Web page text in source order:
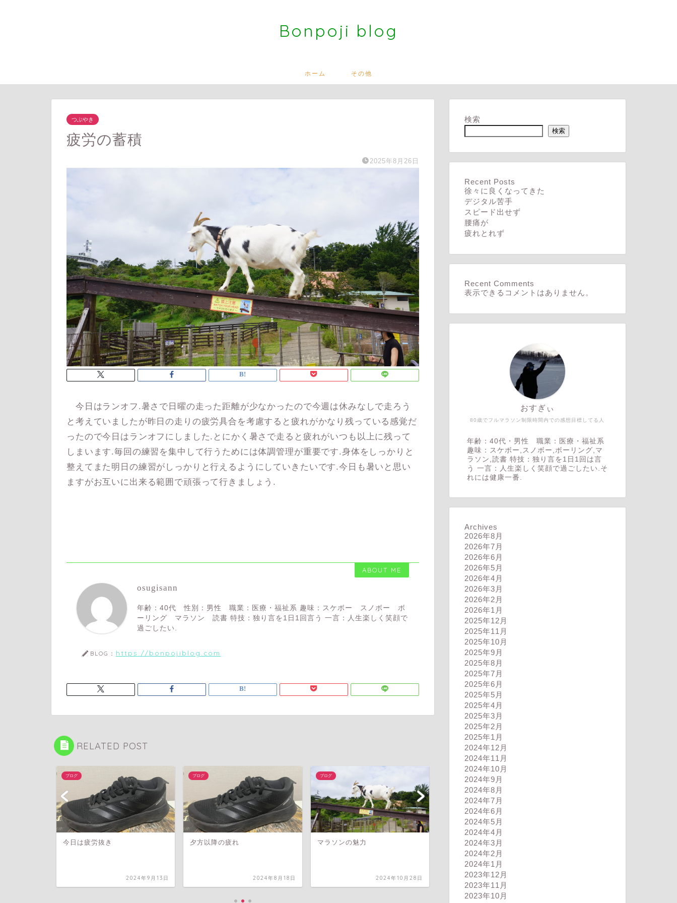
Bonpoji blog
ホーム その他
つぶやき
疲労の蓄積
2025年8月26日
今日はランオフ.暑さで日曜の走った距離が少なかったので今週は休みなしで走ろう
と考えていましたが昨日の走りの疲労具合を考慮すると疲れがかなり残っている感覚だ
ったので今日はランオフにしました.とにかく暑さで走ると疲れがいつも以上に残って
しまいます.毎回の練習を集中して行うためには体調管理が重要です.身体をしっかりと
整えてまた明日の練習がしっかりと行えるようにしていきたいです.今日も暑いと思い
ますがお互いに出来る範囲で頑張って行きましょう.
ABOUT ME
osugisann
年齢：40代 性別：男性 職業：医療・福祉系 趣味：スケボー スノボー ボ
ーリング マラソン 読書 特技：独り言を1日1回言う 一言：人生楽しく笑顔で
過ごしたい.
BLOG： https://bonpojiblog.com
RELATED POST
ブログ
今日は疲労抜き
2024年9月13日
ブログ
夕方以降の疲れ
2024年8月18日
ブログ
マラソンの魅力
2024年10月28日
今日は疲労抜き
検索
検索
Recent Posts
徐々に良くなってきた
デジタル苦手
スピード出せず
腰痛が
疲れとれず
Recent Comments
表示できるコメントはありません。
80歳でフルマラソン制限時間内での感想目標してる人
おすぎぃ
年齢：40代・男性 職業：医療・福祉系
趣味：スケボー,スノボー,ボーリング,マ
ラソン,読書 特技：独り言を1日1回は言
う 一言：人生楽しく笑顔で過ごしたい.そ
れには健康一番.
Archives
2026年8月
2026年7月
2026年6月
2026年5月
2026年4月
2026年3月
2026年2月
2026年1月
2025年12月
2025年11月
2025年10月
2025年9月
2025年8月
2025年7月
2025年6月
2025年5月
2025年4月
2025年3月
2025年2月
2025年1月
2024年12月
2024年11月
2024年10月
2024年9月
2024年8月
2024年7月
2024年6月
2024年5月
2024年4月
2024年3月
2024年2月
2024年1月
2023年12月
2023年11月
2023年10月